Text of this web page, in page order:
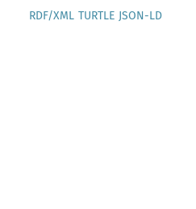
RDF/XML TURTLE JSON-LD